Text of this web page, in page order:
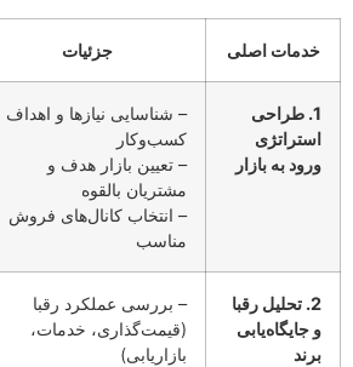
خدمات اصلی جزئیات
1. طراحی
استراتژی
ورود به بازار
– شناسایی نیازها و اهداف
کسب‌وکار
– تعیین بازار هدف و
مشتریان بالقوه
– انتخاب کانال‌های فروش
مناسب
2. تحلیل رقبا
و جایگاه‌یابی
برند
– بررسی عملکرد رقبا
(قیمت‌گذاری، خدمات،
بازاریابی)